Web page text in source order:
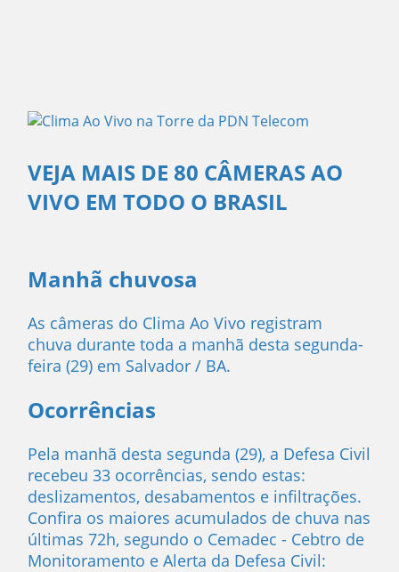
VEJA MAIS DE 80 CÂMERAS AO
VIVO EM TODO O BRASIL
Manhã chuvosa
As câmeras do Clima Ao Vivo registram
chuva durante toda a manhã desta segunda-
feira (29) em Salvador / BA.
Ocorrências
Pela manhã desta segunda (29), a Defesa Civil
recebeu 33 ocorrências, sendo estas:
deslizamentos, desabamentos e infiltrações.
Confira os maiores acumulados de chuva nas
últimas 72h, segundo o Cemadec - Cebtro de
Monitoramento e Alerta da Defesa Civil: